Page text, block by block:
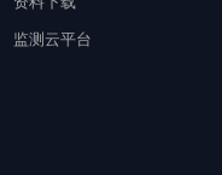
监测云平台